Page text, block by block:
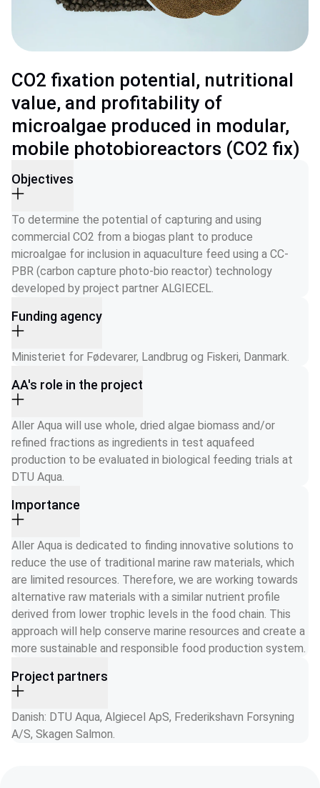
CO2 fixation potential, nutritional
value, and profitability of
microalgae produced in modular,
mobile photobioreactors (CO2 fix)
Objectives
To determine the potential of capturing and using
commercial CO2 from a biogas plant to produce
microalgae for inclusion in aquaculture feed using a CC-
PBR (carbon capture photo-bio reactor) technology
developed by project partner ALGIECEL.
Funding agency
Ministeriet for Fødevarer, Landbrug og Fiskeri, Danmark.
AA's role in the project
Aller Aqua will use whole, dried algae biomass and/or
refined fractions as ingredients in test aquafeed
production to be evaluated in biological feeding trials at
DTU Aqua.
Importance
Aller Aqua is dedicated to finding innovative solutions to
reduce the use of traditional marine raw materials, which
are limited resources. Therefore, we are working towards
alternative raw materials with a similar nutrient profile
derived from lower trophic levels in the food chain. This
approach will help conserve marine resources and create a
more sustainable and responsible food production system.
Project partners
Danish: DTU Aqua, Algiecel ApS, Frederikshavn Forsyning
A/S, Skagen Salmon.